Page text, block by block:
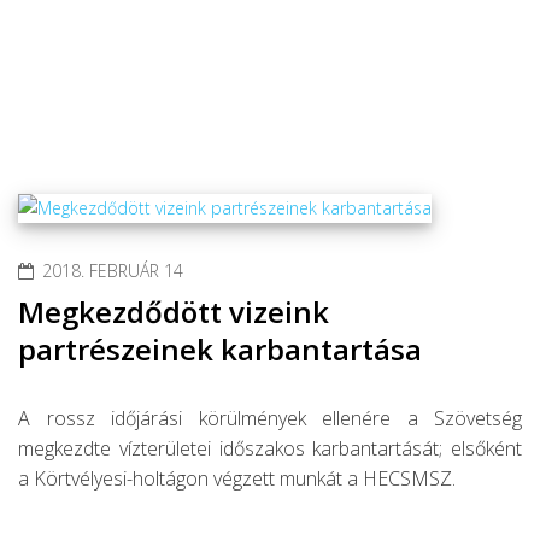
2018. FEBRUÁR 14
Megkezdődött vizeink
partrészeinek karbantartása
A rossz időjárási körülmények ellenére a Szövetség
megkezdte vízterületei időszakos karbantartását; elsőként
a Körtvélyesi-holtágon végzett munkát a HECSMSZ.